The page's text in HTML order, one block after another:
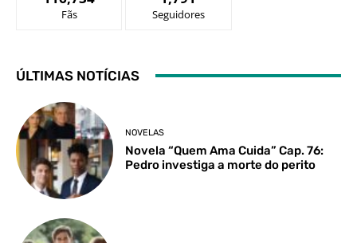
Fãs Seguidores
ÚLTIMAS NOTÍCIAS
NOVELAS
Novela “Quem Ama Cuida” Cap. 76:
Pedro investiga a morte do perito